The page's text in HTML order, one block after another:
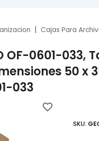
| Cajas Para
0601-033,
50 x
033
SKU: